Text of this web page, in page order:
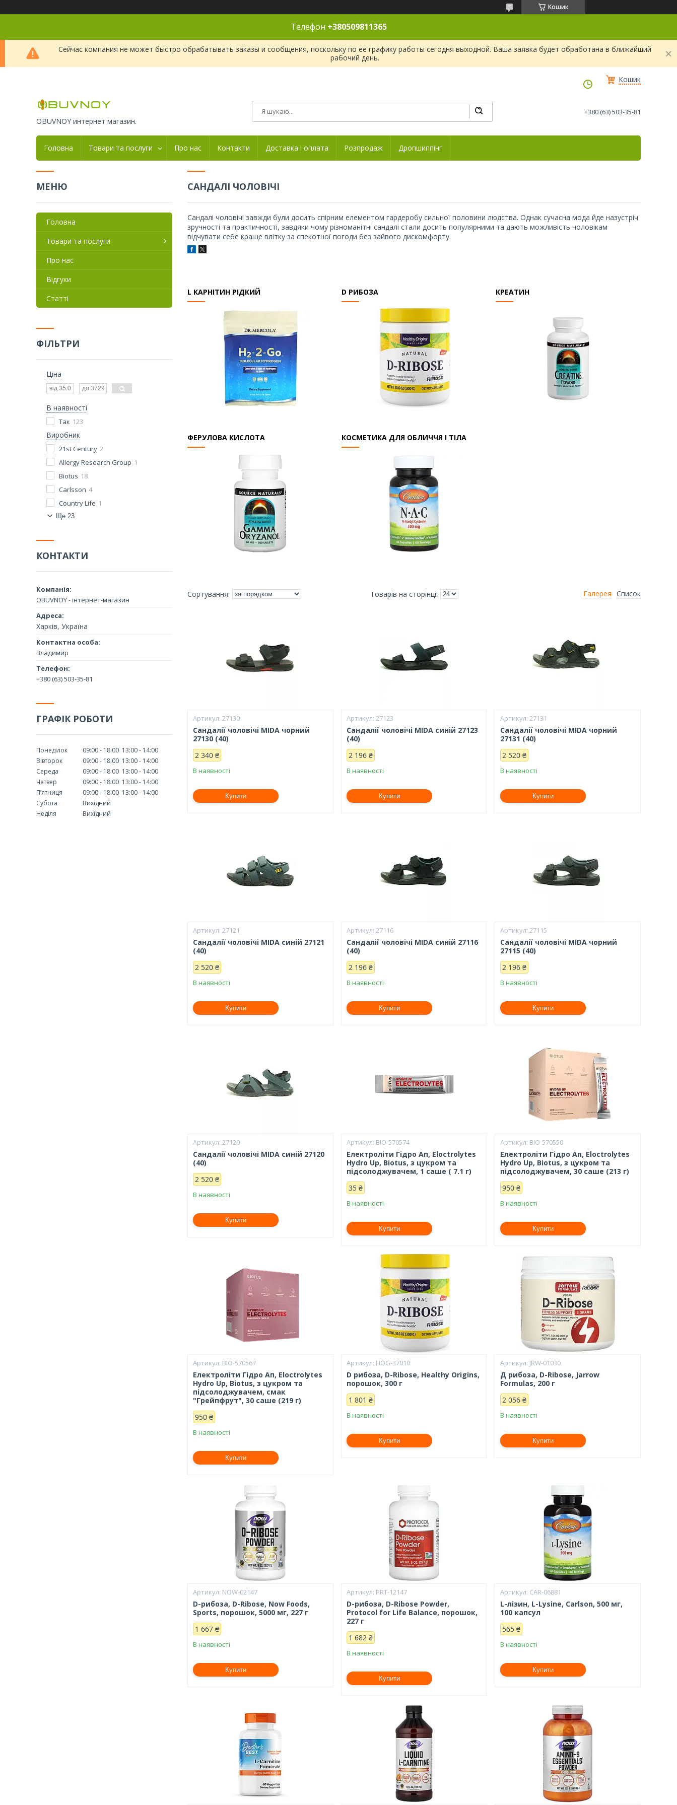
Кошик
Телефон +380509811365
Сейчас компания не может быстро обрабатывать заказы и сообщения, поскольку по ее графику работы сегодня выходной. Ваша заявка будет обработана в ближайший
рабочий день.
Кошик
OBUVNOY интернет магазин.
+380 (63) 503-35-81
Головна Товари та послуги Про нас Контакти Доставка і оплата Розпродаж Дропшиппінг
САНДАЛІ ЧОЛОВІЧІ
Сандалі чоловічі завжди були досить спірним елементом гардеробу сильної половини людства. Однак сучасна мода йде назустріч
зручності та практичності, завдяки чому різноманітні сандалі стали досить популярними та дають можливість чоловікам
відчувати себе краще влітку за спекотної погоди без зайвого дискомфорту.
L КАРНІТИН РІДКИЙ D РИБОЗА КРЕАТИН
ФЕРУЛОВА КИСЛОТА КОСМЕТИКА ДЛЯ ОБЛИЧЧЯ І ТІЛА
Галерея Список
27130
Сандалії чоловічі MIDA чорний
27130 (40)
2 340 ₴
В наявності
Купити
27123
Сандалії чоловічі MIDA синій 27123
(40)
2 196 ₴
В наявності
Купити
27131
Сандалії чоловічі MIDA чорний
27131 (40)
2 520 ₴
В наявності
Купити
27121
Сандалії чоловічі MIDA синій 27121
(40)
2 520 ₴
В наявності
Купити
27116
Сандалії чоловічі MIDA синій 27116
(40)
2 196 ₴
В наявності
Купити
27115
Сандалії чоловічі MIDA чорний
27115 (40)
2 196 ₴
В наявності
Купити
27120
Сандалії чоловічі MIDA синій 27120
(40)
2 520 ₴
В наявності
Купити
BIO-570574
Електроліти Гідро Ап, Eloctrolytes
Hydro Up, Biotus, з цукром та
підсолоджувачем, 1 саше ( 7.1 г)
35 ₴
В наявності
Купити
BIO-570550
Електроліти Гідро Ап, Eloctrolytes
Hydro Up, Biotus, з цукром та
підсолоджувачем, 30 саше (213 г)
950 ₴
В наявності
Купити
BIO-570567
Електроліти Гідро Ап, Eloctrolytes
Hydro Up, Biotus, з цукром та
підсолоджувачем, смак
"Грейпфрут", 30 саше (219 г)
950 ₴
В наявності
Купити
HOG-37010
D рибоза, D-Ribose, Healthy Origins,
порошок, 300 г
1 801 ₴
В наявності
Купити
JRW-01030
Д рибоза, D-Ribose, Jarrow
Formulas, 200 г
2 056 ₴
В наявності
Купити
NOW-02147
D-рибоза, D-Ribose, Now Foods,
Sports, порошок, 5000 мг, 227 г
1 667 ₴
В наявності
Купити
PRT-12147
D-рибоза, D-Ribose Powder,
Protocol for Life Balance, порошок,
227 г
1 682 ₴
В наявності
Купити
CAR-06881
L-лізин, L-Lysine, Carlson, 500 мг,
100 капсул
565 ₴
В наявності
Купити
Головна
Товари та послуги
Про нас
Відгуки
Статті
ФІЛЬТРИ
Ціна
В наявності
Так 123
Виробник
21st Century 2
Allergy Research Group 1
Biotus 18
Carlsson 4
Country Life 1
Ще 23
КОНТАКТИ
OBUVNOY - інтернет-магазин
Харків, Україна
Владимир
+380 (63) 503-35-81
ГРАФІК РОБОТИ
Понеділок 09:00 18:00 13:00
14:00
Вівторок
09:00 18:00 13:00
14:00
Середа
09:00 18:00 13:00
14:00
Четвер
09:00 18:00 13:00
14:00
Пʼятниця
09:00 18:00 13:00
14:00
Субота
Вихідний
Неділя
Вихідний